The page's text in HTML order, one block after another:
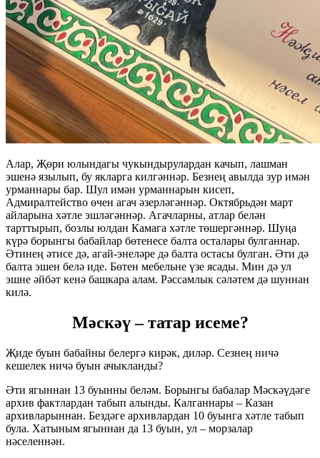
Алар, Җөри юлындагы чукындырулардан качып, лашман
эшенә язылып, бу якларга килгәннәр. Безнең авылда зур имән
урманнары бар. Шул имән урманнарын кисеп,
Адмиралтейство өчен агач әзерләгәннәр. Октябрьдән март
айларына хәтле эшләгәннәр. Агачларны, атлар белән
тарттырып, бозлы юлдан Камага хәтле төшергәннәр. Шуңа
күрә борынгы бабайлар бөтенесе балта осталары булганнар.
Әтинең әтисе дә, агай-энеләре дә балта остасы булган. Әти дә
балта эшен белә иде. Бөтен мебельне үзе ясады. Мин дә ул
эшне әйбәт кенә башкара алам. Рәссамлык сәләтем дә шуннан
килә.
Мәскәү – татар исеме?
Җиде буын бабайны белергә кирәк, диләр. Сезнең ничә
кешелек ничә буын ачыкланды?
Әти ягыннан 13 буынны беләм. Борынгы бабалар Мәскәүдәге
архив фактлардан табып алынды. Калганнары – Казан
архивларыннан. Бездәге архивлардан 10 буынга хәтле табып
була. Хатыным ягыннан да 13 буын, ул – морзалар
нәселеннән.